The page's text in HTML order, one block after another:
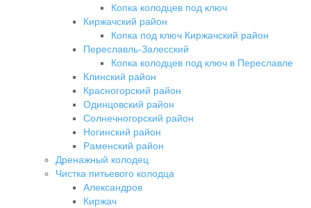
Копка колодцев под ключ
Киржачский район
Копка под ключ Киржачский район
Переславль-Залесский
Копка колодцев под ключ в Переславле
Клинский район
Красногорский район
Одинцовский район
Солнечногорский район
Ногинский район
Раменский район
Дренажный колодец
Чистка питьевого колодца
Александров
Киржач